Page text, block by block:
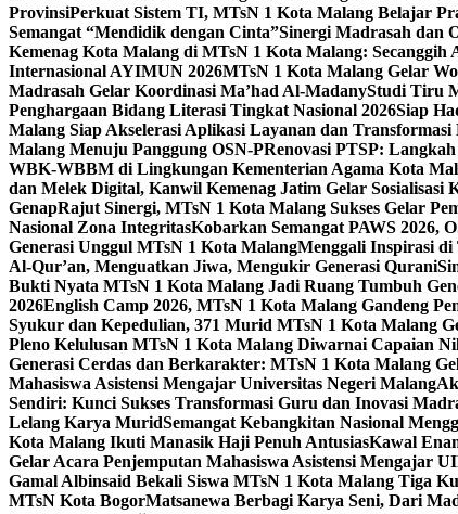
ProvinsiPerkuat Sistem TI, MTsN 1 Kota Malang Belajar
Semangat “Mendidik dengan Cinta”Sinergi Madrasah dan
Kemenag Kota Malang di MTsN 1 Kota Malang:
Internasional AYIMUN 2026MTsN 1 Kota Malang Gelar
Madrasah Gelar Koordinasi Ma’had Al-MadanyStudi Tiru
Penghargaan Bidang Literasi Tingkat Nasional 2026Siap
Malang Siap Akselerasi Aplikasi Layanan dan Transformasi
Malang Menuju Panggung OSN-PRenovasi PTSP:
WBK-WBBM di Lingkungan Kementerian Agama Kota
dan Melek Digital, Kanwil Kemenag Jatim Gelar Sosialisasi
GenapRajut Sinergi, MTsN 1 Kota Malang Sukses Gelar
Nasional Zona IntegritasKobarkan Semangat PAWS 2026,
Generasi Unggul MTsN 1 Kota MalangMenggali Inspirasi
Al-Qur’an, Menguatkan Jiwa, Mengukir Generasi Qurani
Bukti Nyata MTsN 1 Kota Malang Jadi Ruang Tumbuh
2026English Camp 2026, MTsN 1 Kota Malang Gandeng
Syukur dan Kepedulian, 371 Murid MTsN 1 Kota Malang
Pleno Kelulusan MTsN 1 Kota Malang Diwarnai Capaian
Generasi Cerdas dan Berkarakter: MTsN 1 Kota Malang
Mahasiswa Asistensi Mengajar Universitas Negeri Malang
Sendiri: Kunci Sukses Transformasi Guru dan Inovasi
Lelang Karya MuridSemangat Kebangkitan Nasional
Kota Malang Ikuti Manasik Haji Penuh AntusiasKawal
Gelar Acara Penjemputan Mahasiswa Asistensi
Gamal Albinsaid Bekali Siswa MTsN 1 Kota Malang Tiga
MTsN Kota BogorMatsanewa Berbagi Karya Seni, Dari